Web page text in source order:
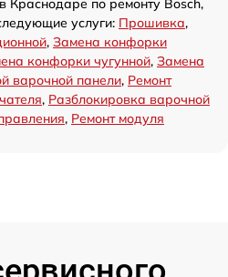
по ремонту Bosch,
услуги: Прошивка,
, Замена конфорки
конфорки чугунной, Замена
варочной панели, Ремонт
, Разблокировка варочной
, Ремонт модуля